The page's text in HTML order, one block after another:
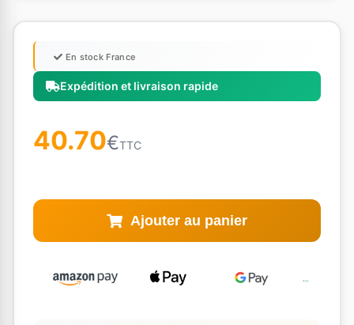
Expédition et livraison rapide
En stock France
40.70€TTC
Ajouter au panier